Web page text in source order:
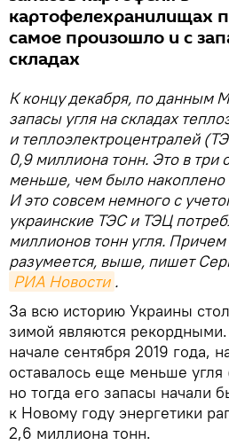
картофелехранилищах
самое произошло и с
складах
К концу декабря, по данным
запасы угля на складах
и теплоэлектроцентралей
0,9 миллиона тонн. Это в три
меньше, чем было накоплено
И это совсем немного с
украинские ТЭС и ТЭЦ
миллионов тонн угля.
разумеется, выше, пишет
РИА Новости .
За всю историю Украины
зимой являются
начале сентября 2019 года,
оставалось еще меньше
но тогда его запасы начали
к Новому году энергетики
2,6 миллиона тонн.